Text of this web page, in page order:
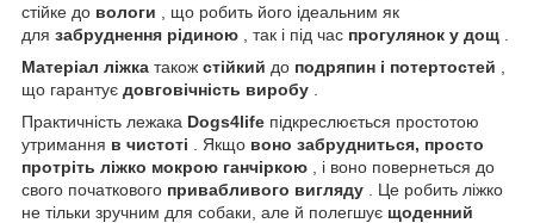
стійке до вологи , що робить його ідеальним як
для забруднення рідиною , так і під час прогулянок у дощ
Матеріал ліжка також стійкий до подряпин і потертостей
що гарантує довговічність виробу
Практичність лежака Dogs4life підкреслюється простотою
утримання в чистоті . Якщо воно забрудниться, просто
протріть ліжко мокрою ганчіркою , і воно повернеться до
свого початкового привабливого вигляду . Це робить ліжко
не тільки зручним для собаки, але й полегшує щоденний